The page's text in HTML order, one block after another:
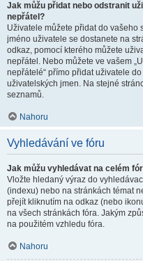
Jak můžu přidat nebo odstranit
nepřátel?
Uživatele můžete přidat do vašeho
jméno uživatele se dostanete na
odkaz, pomocí kterého můžete
nepřátel. Nebo můžete ve vašem
nepřátelé“ přímo přidat uživatele
uživatelských jmen. Na stejné
seznamů.
Nahoru
Vyhledávání ve fóru
Jak můžu vyhledávat na celém
Vložte hledaný výraz do
(indexu) nebo na stránkách témat
přejít kliknutím na odkaz (nebo
na všech stránkách fóra. Jakým
na použitém vzhledu fóra.
Nahoru